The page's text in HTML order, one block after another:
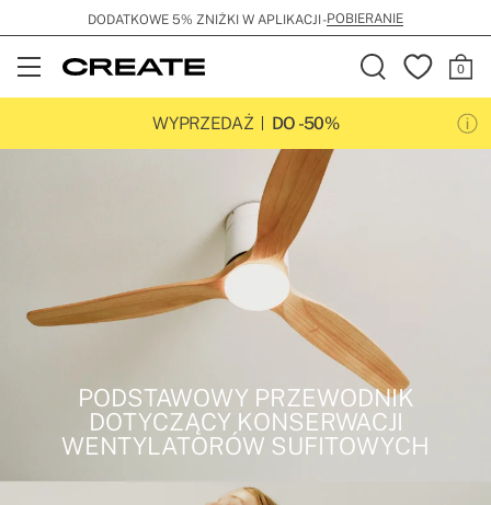
DODATKOWE 5% ZNIŻKI W APLIKACJI -POBIERANIE
Open
Menu
WYPRZEDAŻ
DO -50%
PODSTAWOWY PRZEWODNIK
DOTYCZĄCY KONSERWACJI
WENTYLATORÓW SUFITOWYCH